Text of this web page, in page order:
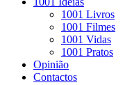
1001 Livros
1001 Filmes
1001 Vidas
1001 Pratos
Opinião
Contactos